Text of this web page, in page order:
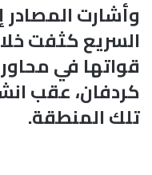
وأشارت
السريع كثفت
قواتها في
كردفان، عقب
تلك المنطقة.